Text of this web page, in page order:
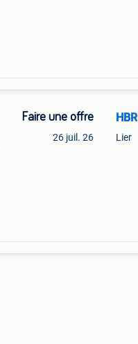
Faire une offre
26 juil. 26
HBR
Lier